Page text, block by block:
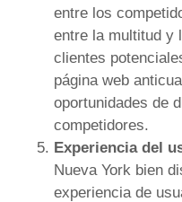
entre los
entre la multitud y
clientes
página web
oportunidades de
competidores.
Experiencia del
Nueva York bien
experiencia de